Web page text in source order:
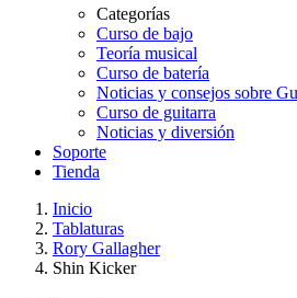
Categorías
Curso de bajo
Teoría musical
Curso de batería
Noticias y consejos sobre
Curso de guitarra
Noticias y diversión
Soporte
Tienda
Inicio
Tablaturas
Rory Gallagher
Shin Kicker